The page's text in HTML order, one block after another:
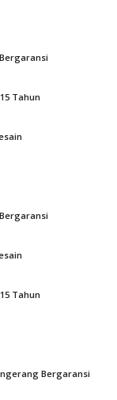
Tahun
Tahun
Bergaransi